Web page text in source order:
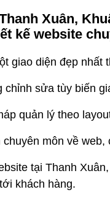
Xuân,
kế website
giao diện đẹp nhất
chỉnh sửa tùy biến
quản lý theo
chuyên môn về
tại Thanh
khách hàng.